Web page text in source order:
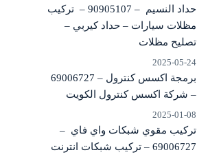
حداد النسيم – 90905107 – تركيب
مظلات سيارات – حداد كيربي –
تصليح مظلات
2025-05-24
برمجة اكسس كنترول – 69006727
– شركة اكسس كنترول الكويت
2025-01-08
تركيب مقوي شبكات واي فاي –
69006727 – تركيب شبكات انترنت